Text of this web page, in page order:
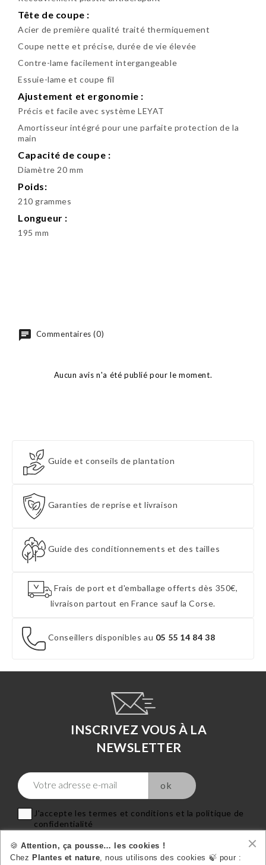
Tête de coupe :
Acier de première qualité traité thermiquement
Coupe nette et précise, durée de vie élevée
Contre-lame facilement intergangeable
Essuie-lame et coupe fil
Ajustement et ergonomie :
Précis et facile avec système LEYAT
Amortisseur intégré pour une parfaite protection de la
main
Capacité de coupe :
Diamètre 20 mm
Poids:
210 grammes
Longueur :
195 mm
Commentaires (0)
Aucun avis n'a été publié pour le moment.
Guide et conseils de plantation
Garanties de reprise et livraison
Guide des conditionnements et des tailles
Frais de port et d'emballage offerts dès 350€,
livraison partout en France sauf la Corse.
Conseillers disponibles au 05 55 14 84 38
INSCRIVEZ VOUS À LA
NEWSLETTER
J'accepte les termes et conditions et la politique de
confidentialité
🍪Attention, ça pousse… les cookies !
Chez Plantes et nature, nous utilisons des cookies 🍃 pour :